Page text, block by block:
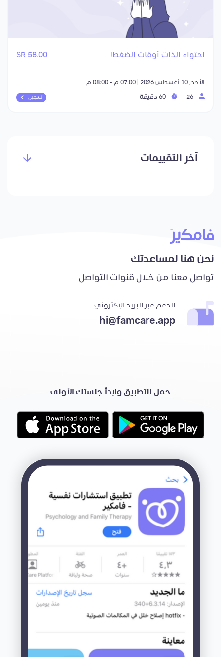
احتواء الذات أوقات الضغط! 58.00 SR
الأحد, 10 أغسطس 2026 | 07:00 م - 08:00 م
تسجيل
آخر التقييمات
نحن هنا لمساعدتك
تواصل معنا من خلال قنوات التواصل
الدعم عبر البريد الإكتروني
hi@famcare.app
حمل التطبيق وابدأ جلستك الأولى